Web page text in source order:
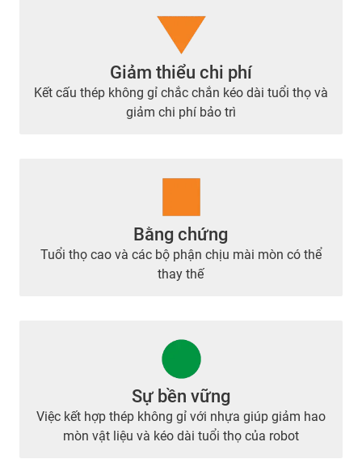
Giảm thiểu chi phí
Kết cấu thép không gỉ chắc chắn kéo dài tuổi thọ và
giảm chi phí bảo trì
Bằng chứng
Tuổi thọ cao và các bộ phận chịu mài mòn có thể
thay thế
Sự bền vững
Việc kết hợp thép không gỉ với nhựa giúp giảm hao
mòn vật liệu và kéo dài tuổi thọ của robot